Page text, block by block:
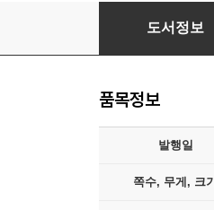
부서진 사람
도서정보
품목정보
발행일
쪽수, 무게, 크기